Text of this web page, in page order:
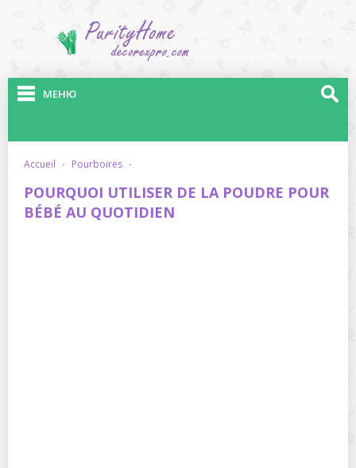
МЕНЮ
accueil · pourboires ·
POURQUOI UTILISER DE LA POUDRE POUR
BÉBÉ AU QUOTIDIEN